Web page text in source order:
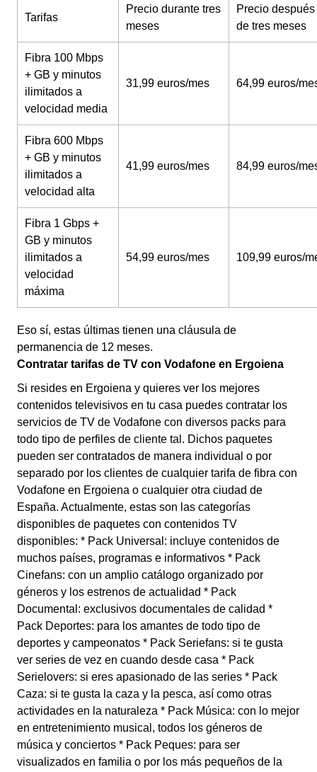
Tarifas
Precio durante tres
meses
Precio después
de tres meses
Fibra 100 Mbps
+ GB y minutos
ilimitados a
velocidad media
31,99 euros/mes 64,99 euros/
Fibra 600 Mbps
+ GB y minutos
ilimitados a
velocidad alta
41,99 euros/mes 84,99 euros/
Fibra 1 Gbps +
GB y minutos
ilimitados a
velocidad
máxima
54,99 euros/mes 109,99 euros/
Eso sí, estas últimas tienen una cláusula de
permanencia de 12 meses.
Contratar tarifas de TV con Vodafone en Ergoiena
Si resides en Ergoiena y quieres ver los mejores
contenidos televisivos en tu casa puedes contratar los
servicios de TV de Vodafone con diversos packs para
todo tipo de perfiles de cliente tal. Dichos paquetes
pueden ser contratados de manera individual o por
separado por los clientes de cualquier tarifa de fibra con
Vodafone en Ergoiena o cualquier otra ciudad de
España. Actualmente, estas son las categorías
disponibles de paquetes con contenidos TV
disponibles: * Pack Universal: incluye contenidos de
muchos países, programas e informativos * Pack
Cinefans: con un amplio catálogo organizado por
géneros y los estrenos de actualidad * Pack
Documental: exclusivos documentales de calidad *
Pack Deportes: para los amantes de todo tipo de
deportes y campeonatos * Pack Seriefans: si te gusta
ver series de vez en cuando desde casa * Pack
Serielovers: si eres apasionado de las series * Pack
Caza: si te gusta la caza y la pesca, así como otras
actividades en la naturaleza * Pack Música: con lo mejor
en entretenimiento musical, todos los géneros de
música y conciertos * Pack Peques: para ser
visualizados en familia o por los más pequeños de la